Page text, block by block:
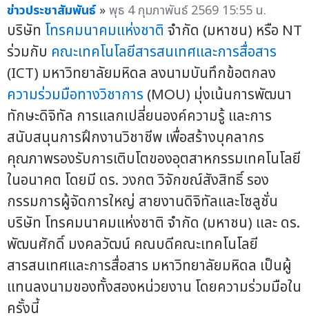
ข่าวประชาสัมพันธ์ »พุธ 4 กุมภาพันธ์ 2569 15:55 น.
บริษัท โทรคมนาคมแห่งชาติ จำกัด (มหาชน) หรือ NT
ร่วมกับ คณะเทคโนโลยีสารสนเทศและการสื่อสาร
(ICT) มหาวิทยาลัยมหิดล ลงนามบันทึกข้อตกลง
ความร่วมมือทางวิชาการ (MOU) มุ่งเน้นการพัฒนา
ทักษะดิจิทัล การแลกเปลี่ยนองค์ความรู้ และการ
สนับสนุนการฝึกงานวิชาชีพ เพื่อสร้างบุคลากร
คุณภาพรองรับการเติบโตของอุตสาหกรรมเทคโนโลยี
ในอนาคต โดยมี ดร. วงกต วิจักขณ์สังสิทธิ์ รอง
กรรมการผู้จัดการใหญ่ สายงานดิจิทัลและโซลูชั่น
บริษัท โทรคมนาคมแห่งชาติ จำกัด (มหาชน) และ ดร.
พัฒนศักดิ์ มงคลวัฒน์ คณบดีคณะเทคโนโลยี
สารสนเทศและการสื่อสาร มหาวิทยาลัยมหิดล เป็นผู้
แทนลงนามของทั้งสองหน่วยงาน โดยความร่วมมือใน
ครั้งนี้